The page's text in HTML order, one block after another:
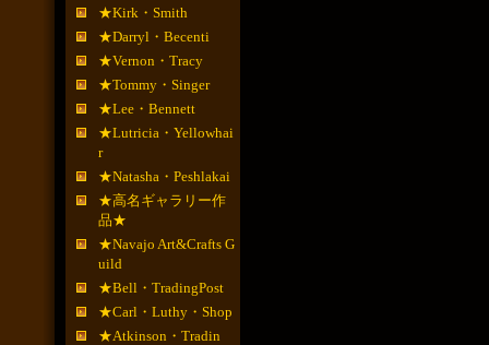
★Kirk・Smith
★Darryl・Becenti
★Vernon・Tracy
★Tommy・Singer
★Lee・Bennett
★Lutricia・Yellowhai
r
★Natasha・Peshlakai
★高名ギャラリー作
品★
★Navajo Art&Crafts G
uild
★Bell・TradingPost
★Carl・Luthy・Shop
★Atkinson・Tradin